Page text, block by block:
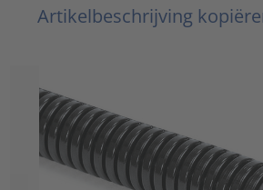
Artikelbeschrijving